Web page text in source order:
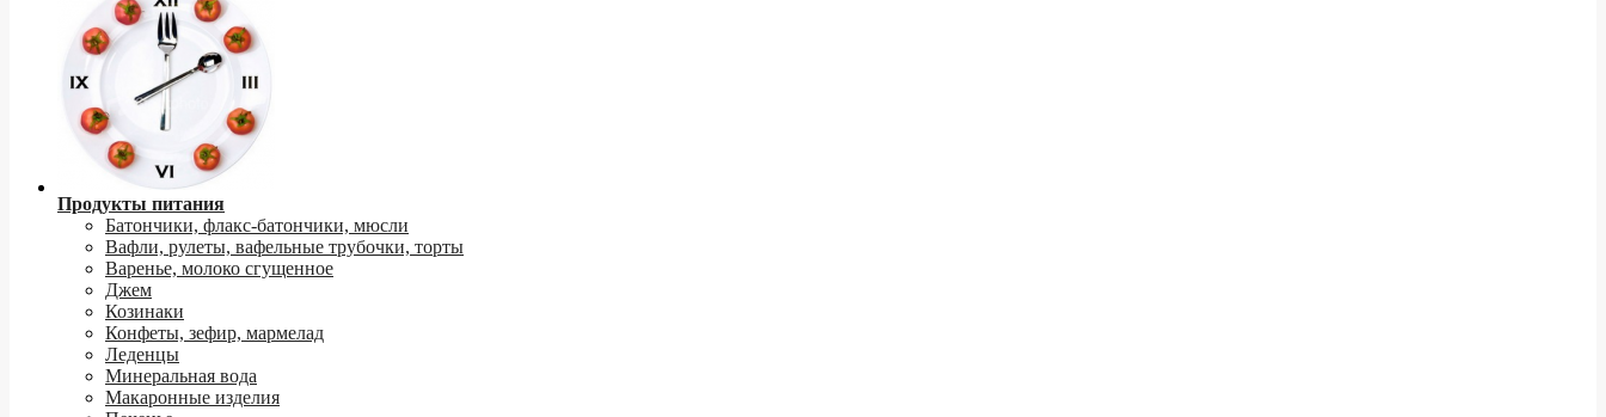
Продукты питания
Батончики, флакс-батончики, мюсли
Вафли, рулеты, вафельные трубочки, торты
Варенье, молоко сгущенное
Джем
Козинаки
Конфеты, зефир, мармелад
Леденцы
Минеральная вода
Макаронные изделия